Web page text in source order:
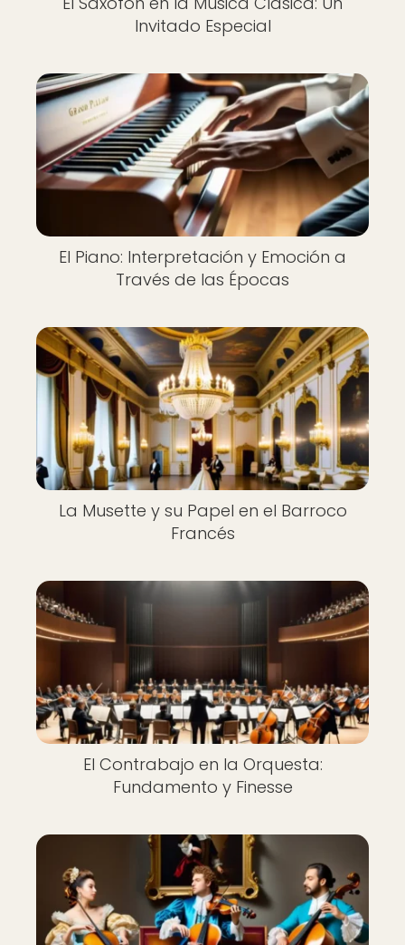
Invitado Especial
El Piano: Interpretación y Emoción a
Través de las Épocas
La Musette y su Papel en el Barroco
Francés
El Contrabajo en la Orquesta:
Fundamento y Finesse